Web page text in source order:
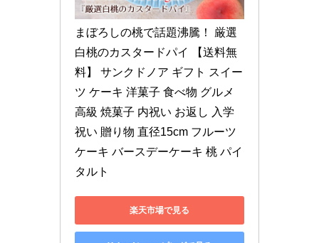
まぼろしの桃で話題沸騰！ 厳選
白桃のカスタードパイ 【送料無
料】 サンクドノア ギフト スイー
ツ ケーキ 洋菓子 食べ物 グルメ
高級 焼菓子 内祝い お返し 入学
祝い 贈り物 直径15cm フルーツ
ケーキ バースデーケーキ 桃 パイ
タルト
楽天市場で見る